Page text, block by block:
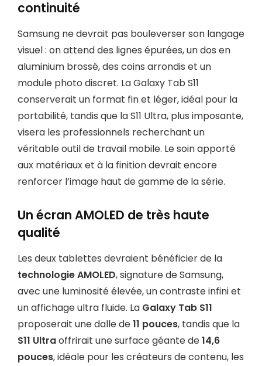
continuité
Samsung ne devrait pas bouleverser son langage
visuel : on attend des lignes épurées, un dos en
aluminium brossé, des coins arrondis et un
module photo discret. La Galaxy Tab S11
conserverait un format fin et léger, idéal pour la
portabilité, tandis que la S11 Ultra, plus imposante,
visera les professionnels recherchant un
véritable outil de travail mobile. Le soin apporté
aux matériaux et à la finition devrait encore
renforcer l’image haut de gamme de la série.
Un écran AMOLED de très haute
qualité
Les deux tablettes devraient bénéficier de la
technologie AMOLED, signature de Samsung,
avec une luminosité élevée, un contraste infini et
un affichage ultra fluide. La Galaxy Tab S11
proposerait une dalle de11 pouces, tandis que la
S11 Ultraoffrirait une surface géante de14,6
pouces, idéale pour les créateurs de contenu, les